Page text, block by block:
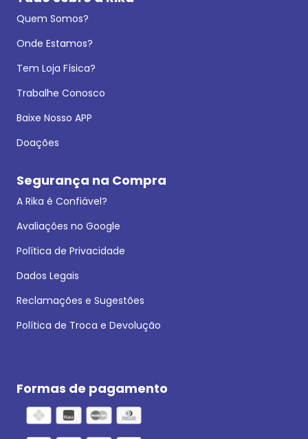
Quem Somos?
Onde Estamos?
Tem Loja Física?
Trabalhe Conosco
Baixe Nosso APP
Doações
Segurança na Compra
A Rika é Confiável?
Avaliações no Google
Política de Privacidade
Dados Legais
Reclamações e Sugestões
Política de Troca e Devolução
Formas de pagamento